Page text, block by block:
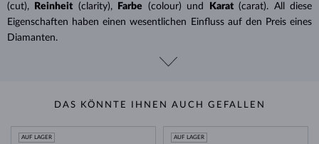
(cut),
Reinheit (clarity), Farbe (colour) und Karat (carat). All diese
Eigenschaften haben einen wesentlichen Einfluss auf den Preis eines
Diamanten.
DAS KÖNNTE IHNEN AUCH GEFALLEN
AUF LAGER AUF LAGER